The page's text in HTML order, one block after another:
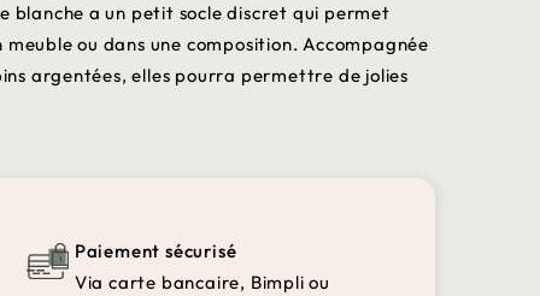
blanche a un petit socle discret qui permet
ou dans une composition. Accompagnée
argentées, elles pourra permettre de jolies
Paiement sécurisé
Via carte bancaire, Bimpli ou